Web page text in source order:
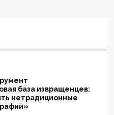
база извращенцев:
нетрадиционные